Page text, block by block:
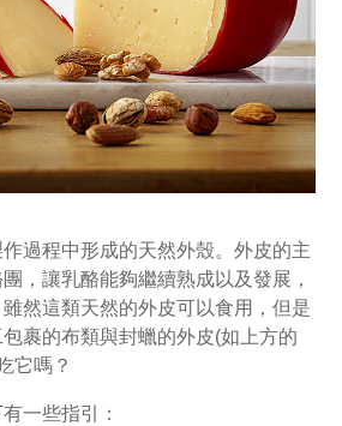
過程中形成的天然外殼。外皮的主
，讓乳酪能夠繼續熟成以及發展，
然這類天然的外皮可以食用，但是
裹的布類與封蠟的外皮(如上方的
它嗎？
一些指引：